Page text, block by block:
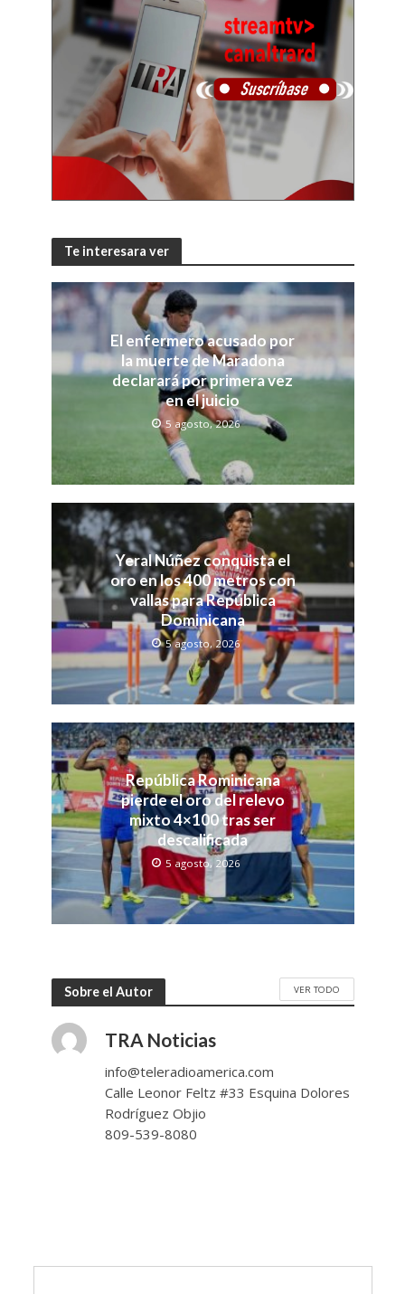
Te interesara ver
El enfermero acusado por
la muerte de Maradona
declarará por primera vez
en el juicio
5 agosto, 2026
Yeral Núñez conquista el
oro en los 400 metros con
vallas para República
Dominicana
5 agosto, 2026
República Rominicana
pierde el oro del relevo
mixto 4×100 tras ser
descalificada
5 agosto, 2026
Sobre el Autor VER TODO
TRA Noticias
info@teleradioamerica.com
Calle Leonor Feltz #33 Esquina Dolores
Rodríguez Objio
809-539-8080